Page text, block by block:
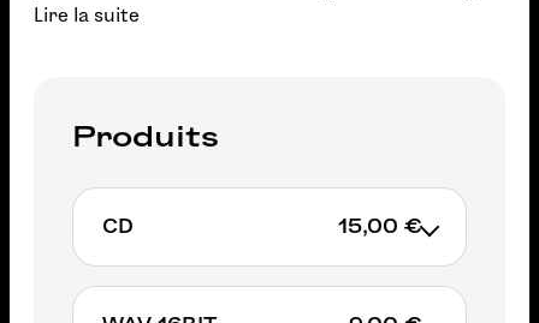
Lire la suite
Produits
CD 15,00 €